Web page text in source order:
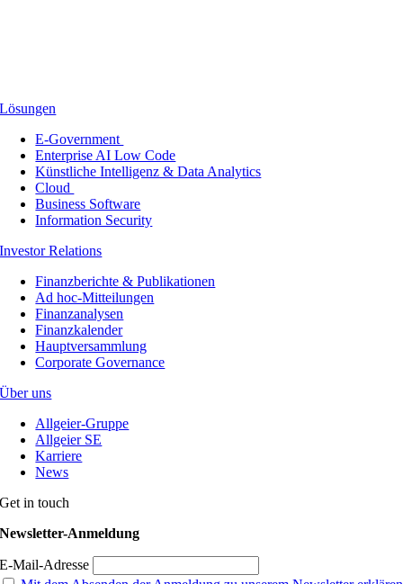
Lösungen
E-Government
Enterprise AI Low Code
Künstliche Intelligenz & Data Analytics
Cloud
Business Software
Information Security
Investor Relations
Finanzberichte & Publikationen
Ad hoc-Mitteilungen
Finanzanalysen
Finanzkalender
Hauptversammlung
Corporate Governance
Über uns
Allgeier-Gruppe
Allgeier SE
Karriere
News
Get in touch
Newsletter-Anmeldung
E-Mail-Adresse